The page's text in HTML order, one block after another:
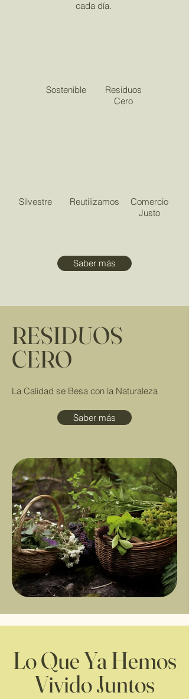
cada día.
Sostenible
Residuos
Cero
Silvestre Reutilizamos
Comercio
Justo
Saber más
RESIDUOS
CERO
La Calidad se Besa con la Naturaleza
Saber más
Lo Que Ya Hemos
Vivido Juntos